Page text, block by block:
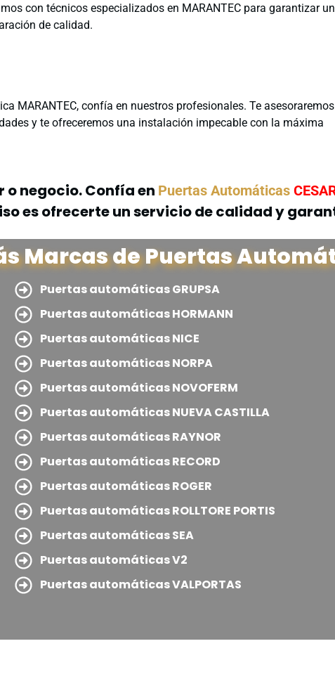
con técnicos especializados en MARANTEC para garantizar
de calidad.
MARANTEC, confía en nuestros profesionales. Te
y te ofreceremos una instalación impecable con la máxima
negocio. Confía en Puertas Automáticas
es ofrecerte un servicio de calidad y
Marcas de Puertas
Puertas automáticas GRUPSA
Puertas automáticas HORMANN
Puertas automáticas NICE
Puertas automáticas NORPA
Puertas automáticas NOVOFERM
Puertas automáticas NUEVA CASTILLA
Puertas automáticas RAYNOR
Puertas automáticas RECORD
Puertas automáticas ROGER
Puertas automáticas ROLLTORE PORTIS
Puertas automáticas SEA
Puertas automáticas V2
Puertas automáticas VALPORTAS